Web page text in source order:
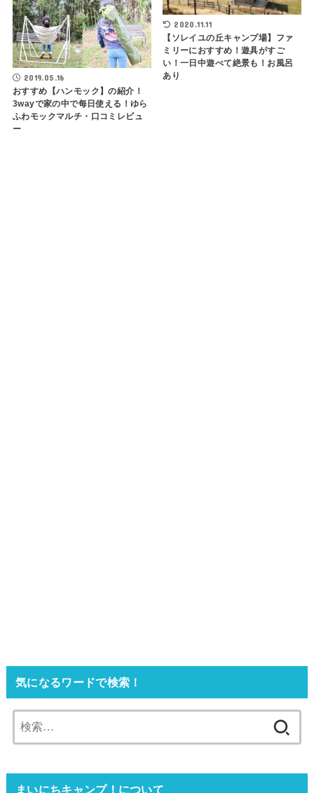
2019.05.16
おすすめ【ハンモック】の紹介！
3wayで家の中で每日使える！ゆら
ふわモックマルチ・口コミレビュ
ー
2020.11.11
【ソレイユの丘キャンプ場】ファ
ミリーにおすすめ！遊具がすご
い！一日中遊べて絶景も！お風呂
あり
気になるワードで検索！
索:
まいにちキャンプ！について